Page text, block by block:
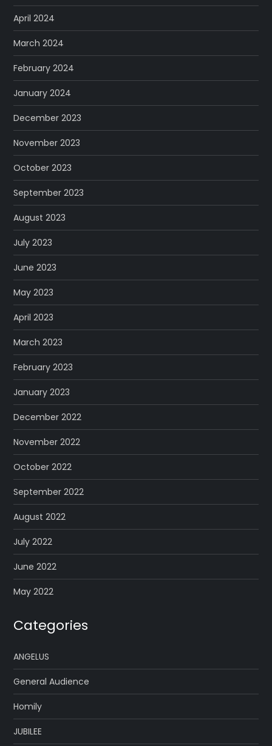
April 2024
March 2024
February 2024
January 2024
December 2023
November 2023
October 2023
September 2023
August 2023
July 2023
June 2023
May 2023
April 2023
March 2023
February 2023
January 2023
December 2022
November 2022
October 2022
September 2022
August 2022
July 2022
June 2022
May 2022
Categories
ANGELUS
General Audience
Homily
JUBILEE